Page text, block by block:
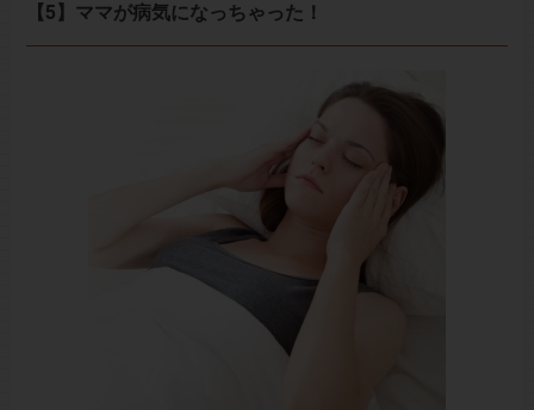
【5】ママが病気になっちゃった！